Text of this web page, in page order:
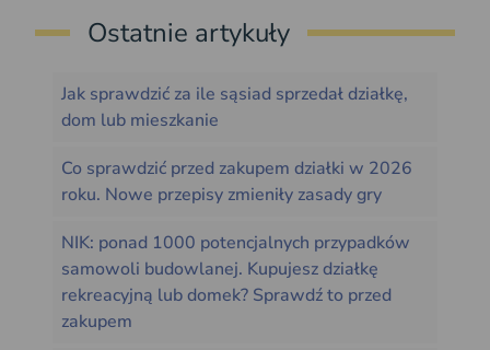
Ostatnie artykuły
Jak sprawdzić za ile sąsiad sprzedał działkę,
dom lub mieszkanie
Co sprawdzić przed zakupem działki w 2026
roku. Nowe przepisy zmieniły zasady gry
NIK: ponad 1000 potencjalnych przypadków
samowoli budowlanej. Kupujesz działkę
rekreacyjną lub domek? Sprawdź to przed
zakupem